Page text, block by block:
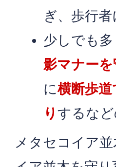
ぎ、歩行
少しでも
影マナーを
に横断歩
りするな
メタセコイア